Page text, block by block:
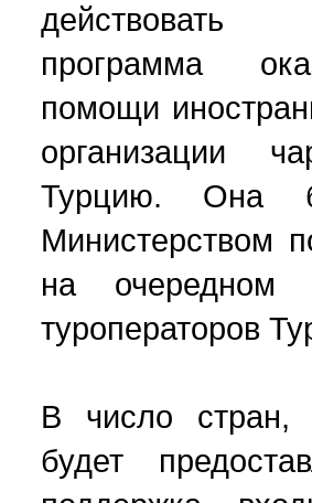
действовать
программа
помощи
организации
Турцию. Она
Министерством
на очередном
туроператоров
В число стран,
будет